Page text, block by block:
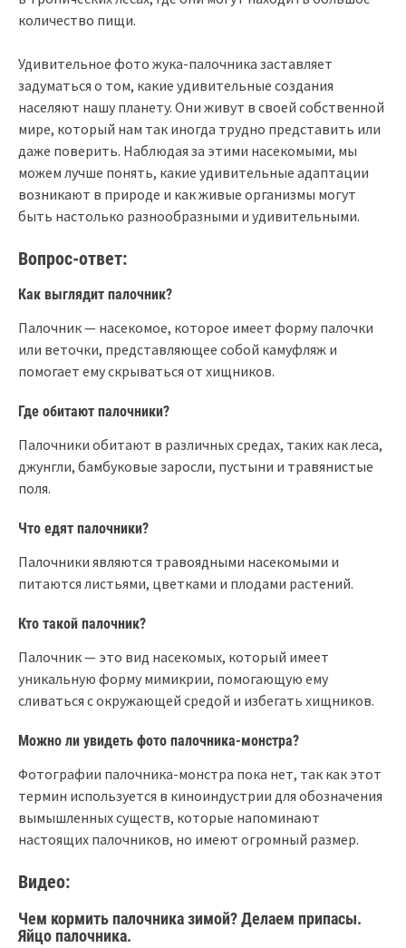
количество пищи.
Удивительное фото жука-палочника заставляет
задуматься о том, какие удивительные создания
населяют нашу планету. Они живут в своей собственной
мире, который нам так иногда трудно представить или
даже поверить. Наблюдая за этими насекомыми, мы
можем лучше понять, какие удивительные адаптации
возникают в природе и как живые организмы могут
быть настолько разнообразными и удивительными.
Вопрос-ответ:
Как выглядит палочник?
Палочник — насекомое, которое имеет форму палочки
или веточки, представляющее собой камуфляж и
помогает ему скрываться от хищников.
Где обитают палочники?
Палочники обитают в различных средах, таких как леса,
джунгли, бамбуковые заросли, пустыни и травянистые
поля.
Что едят палочники?
Палочники являются травоядными насекомыми и
питаются листьями, цветками и плодами растений.
Кто такой палочник?
Палочник — это вид насекомых, который имеет
уникальную форму мимикрии, помогающую ему
сливаться с окружающей средой и избегать хищников.
Можно ли увидеть фото палочника-монстра?
Фотографии палочника-монстра пока нет, так как этот
термин используется в киноиндустрии для обозначения
вымышленных существ, которые напоминают
настоящих палочников, но имеют огромный размер.
Видео:
Чем кормить палочника зимой? Делаем припасы.
Яйцо палочника.